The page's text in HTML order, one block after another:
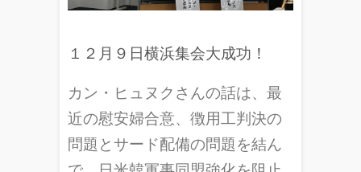
１２月９日横浜集会大成功！
カン・ヒュヌクさんの話は、最
近の慰安婦合意、徴用工判決の
問題とサード配備の問題を結ん